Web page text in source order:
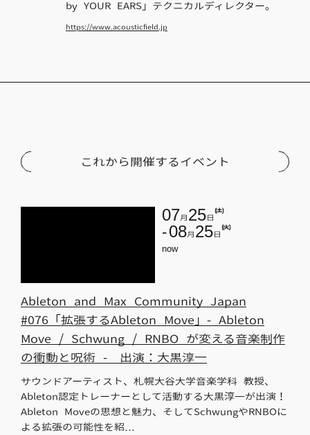
by YOUR EARS」テクニカルディレクター。
https://www.acousticfield.jp
これから開催するイベント
07月25日
(土)
08月25日
(火)
now
Ableton and Max Community Japan
#076「拡張するAbleton Move」- Ableton
Move / Schwung / RNBO が変える音楽制作
の衝動と呪術 - 出演：大黒淳一
サウンドアーティスト、札幌大谷大学音楽学科 教授、
Ableton認定トレーナーとして活動する大黒淳一が出演！
Ableton Moveの思想と魅力、そしてSchwungやRNBOに
よる拡張の可能性を紹…